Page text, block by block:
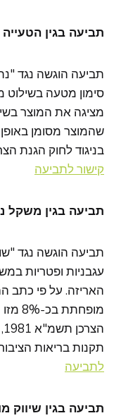
תביעה בגין
תביעה הוגשה נגד
סימון מטעה
מציגה את המוצר
שהמוצר מסומן
בניגוד לחוק הגנת הצרכן,
קישור לתביעה
תביעה בגין משקל
תביעה הוגשה נגד
עגבניות ופטריות
האריזה. על פי כתב
תקנות בריאות הציבור (מזון)
לתביעה
תביעה בגין